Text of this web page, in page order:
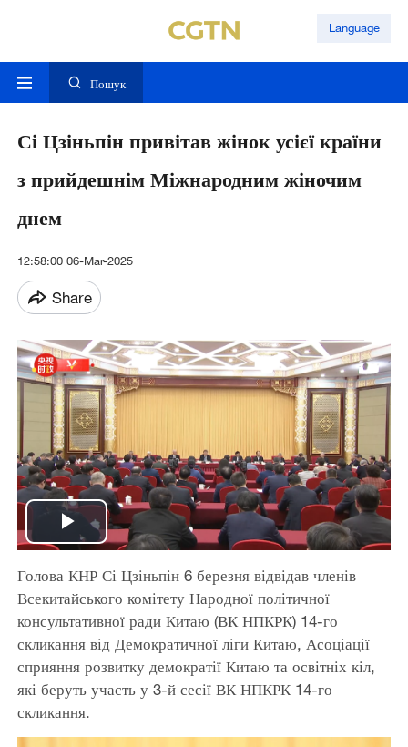
Language
Пошук
Сі Цзіньпін привітав жінок усієї країни
з прийдешнім Міжнародним жіночим
днем
12:58:00 06-Mar-2025
Share
Play
Video
Голова КНР Сі Цзіньпін 6 березня відвідав членів
Всекитайського комітету Народної політичної
консультативної ради Китаю (ВК НПКРК) 14-го
скликання від Демократичної ліги Китаю, Асоціації
сприяння розвитку демократії Китаю та освітніх кіл,
які беруть участь у 3-й сесії ВК НПКРК 14-го
скликання.